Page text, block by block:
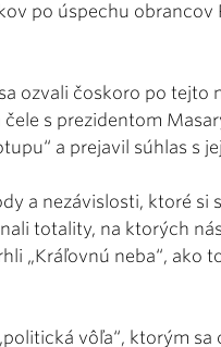
po úspechu
ozvali čoskoro po tejto
s prezidentom
a prejavil súhlas s
a nezávislosti, ktoré si
totality, na ktorých
„Kráľovnú neba“,
vôľa“, ktorým